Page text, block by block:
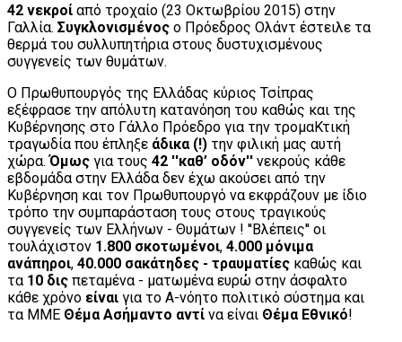
42 νεκροί από τροχαίο (23 Οκτωβρίου 2015) στην
Γαλλία. Συγκλονισμένος ο Πρόεδρος Ολάντ έστειλε τα
θερμά του συλλυπητήρια στους δυστυχισμένους
συγγενείς των θυμάτων.
Ο Πρωθυπουργός της Ελλάδας κύριος Τσίπρας
εξέφρασε την απόλυτη κατανόηση του καθώς και της
Κυβέρνησης στο Γάλλο Πρόεδρο για την τρομαΚτική
τραγωδία που έπληξε άδικα (!) την φιλική μας αυτή
χώρα.Όμως για τους 42 ''καθ’ οδόν'' νεκρούς κάθε
εβδομάδα στην Ελλάδα δεν έχω ακούσει από την
Κυβέρνηση και τον Πρωθυπουργό να εκφράζουν με ίδιο
τρόπο την συμπαράσταση τους στους τραγικούς
συγγενείς των Ελλήνων - Θυμάτων ! ''Βλέπεις'' οι
τουλάχιστον 1.800 σκοτωμένοι, 4.000 μόνιμα
ανάπηροι, 40.000 σακάτηδες - τραυματίες καθώς και
τα 10 δις πεταμένα - ματωμένα ευρώ στην άσφαλτο
κάθε χρόνο είναι για το Α-νόητο πολιτικό σύστημα και
τα ΜΜΕ Θέμα Ασήμαντο αντί να είναι Θέμα Εθνικό!